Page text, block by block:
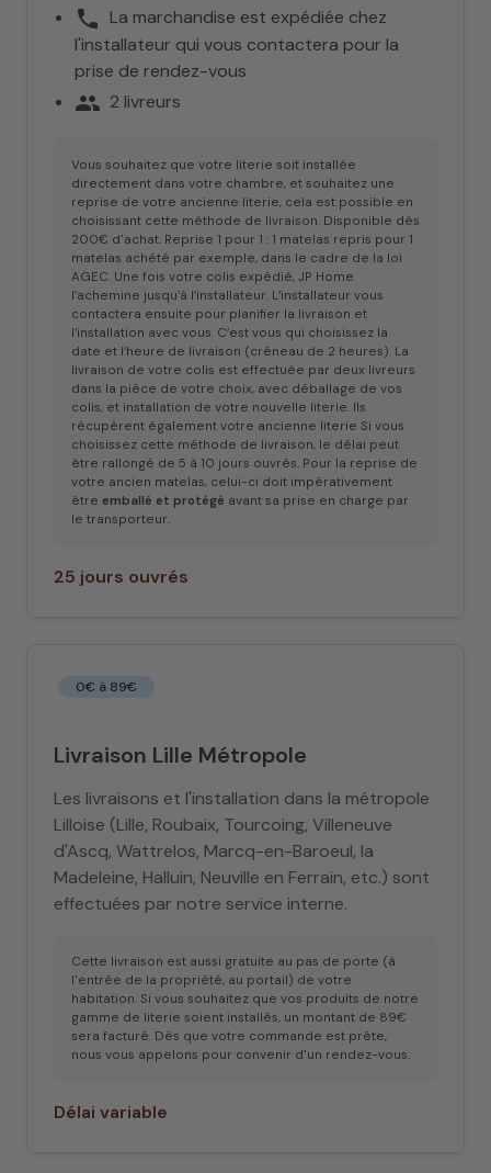
phone La marchandise est expédiée chez
l'installateur qui vous contactera pour la
prise de rendez-vous
people 2 livreurs
Vous souhaitez que votre literie soit installée
directement dans votre chambre, et souhaitez une
reprise de votre ancienne literie, cela est possible en
choisissant cette méthode de livraison. Disponible dès
200€ d'achat. Reprise 1 pour 1 : 1 matelas repris pour 1
matelas achété par exemple, dans le cadre de la loi
AGEC. Une fois votre colis expédié, JP Home
l’achemine jusqu’à l’installateur. L’installateur vous
contactera ensuite pour planifier la livraison et
l’installation avec vous. C’est vous qui choisissez la
date et l’heure de livraison (créneau de 2 heures). La
livraison de votre colis est effectuée par deux livreurs
dans la pièce de votre choix, avec déballage de vos
colis, et installation de votre nouvelle literie. Ils
récupèrent également votre ancienne literie Si vous
choisissez cette méthode de livraison, le délai peut
être rallongé de 5 à 10 jours ouvrés. Pour la reprise de
votre ancien matelas, celui-ci doit impérativement
être emballé et protégé avant sa prise en charge par
le transporteur.
25 jours ouvrés
0€ à 89€
Livraison Lille Métropole
Les livraisons et l'installation dans la métropole
Lilloise (Lille, Roubaix, Tourcoing, Villeneuve
d'Ascq, Wattrelos, Marcq-en-Baroeul, la
Madeleine, Halluin, Neuville en Ferrain, etc.) sont
effectuées par notre service interne.
Cette livraison est aussi gratuite au pas de porte (à
l'entrée de la propriété, au portail) de votre
habitation. Si vous souhaitez que vos produits de notre
gamme de literie soient installés, un montant de 89€
sera facturé. Dès que votre commande est prête,
nous vous appelons pour convenir d'un rendez-vous.
Délai variable